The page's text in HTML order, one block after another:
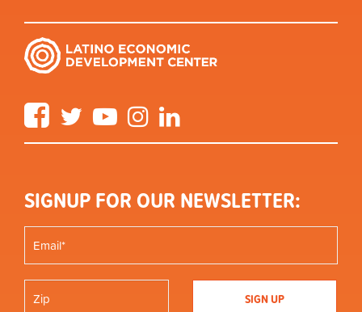
FacebookTwitter YouTube Instagram
SIGNUP FOR OUR NEWSLETTER: